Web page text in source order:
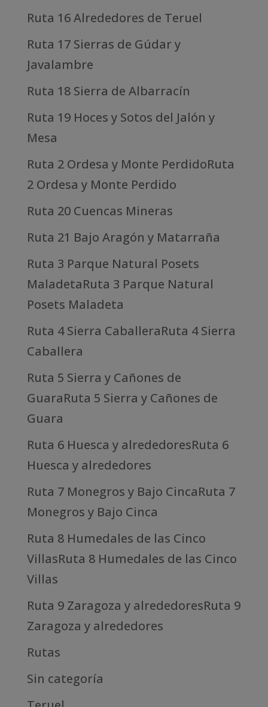
Ruta 16 Alrededores de Teruel
Ruta 17 Sierras de Gúdar y
Javalambre
Ruta 18 Sierra de Albarracín
Ruta 19 Hoces y Sotos del Jalón y
Mesa
Ruta 2 Ordesa y Monte PerdidoRuta
2 Ordesa y Monte Perdido
Ruta 20 Cuencas Mineras
Ruta 21 Bajo Aragón y Matarraña
Ruta 3 Parque Natural Posets
MaladetaRuta 3 Parque Natural
Posets Maladeta
Ruta 4 Sierra CaballeraRuta 4 Sierra
Caballera
Ruta 5 Sierra y Cañones de
GuaraRuta 5 Sierra y Cañones de
Guara
Ruta 6 Huesca y alrededoresRuta 6
Huesca y alrededores
Ruta 7 Monegros y Bajo CincaRuta 7
Monegros y Bajo Cinca
Ruta 8 Humedales de las Cinco
VillasRuta 8 Humedales de las Cinco
Villas
Ruta 9 Zaragoza y alrededoresRuta 9
Zaragoza y alrededores
Rutas
Sin categoría